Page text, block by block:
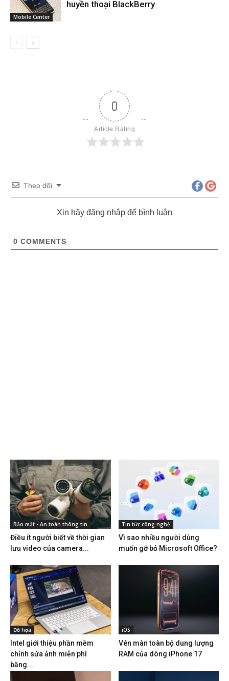
Mobile Center
huyền thoại BlackBerry
0
Article Rating
Theo dõi
Xin hãy đăng nhập để bình luận
0 COMMENTS
Bảo mật - An toàn thông tin
Điều ít người biết về thời gian
lưu video của camera...
Tin tức công nghệ
Vì sao nhiều người dùng
muốn gỡ bỏ Microsoft Office?
Đồ họa
Intel giới thiệu phần mềm
chỉnh sửa ảnh miễn phí
bằng...
iOS
Vén màn toàn bộ dung lượng
RAM của dòng iPhone 17